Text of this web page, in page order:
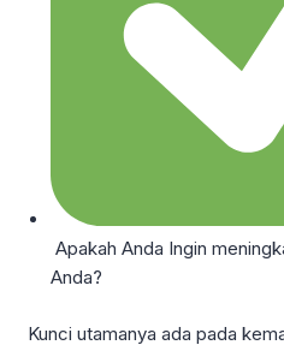
Apakah Anda Ingin
Anda?
Kunci utamanya ada pada